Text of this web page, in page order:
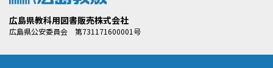
広島県教科用図書販売株式会社
広島県公安委員会 第731171600001号